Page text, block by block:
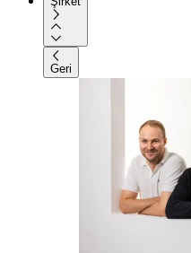
Geri